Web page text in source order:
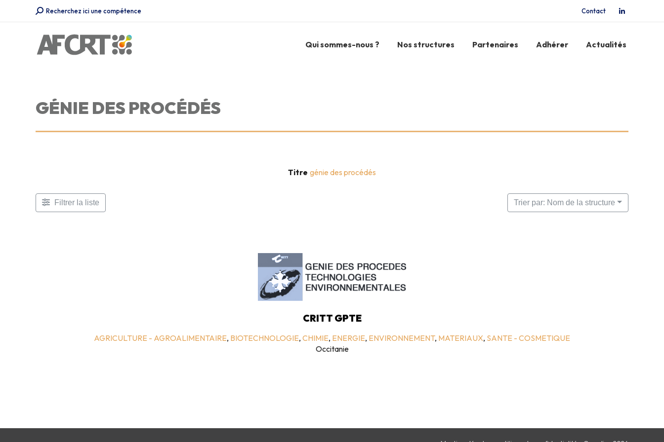
Recherche
Recherchez ici une compétence Contact
LinkedIn
Qui sommes-nous ? Nos structures Partenaires Adhérer Actualités
GÉNIE DES PROCÉDÉS
Titre génie des procédés
Filtrer la liste Trier par: Nom de la structure
CRITT GPTE
AGRICULTURE - AGROALIMENTAIRE, BIOTECHNOLOGIE, CHIMIE, ENERGIE, ENVIRONNEMENT, MATERIAUX, SANTE - COSMETIQUE
Occitanie